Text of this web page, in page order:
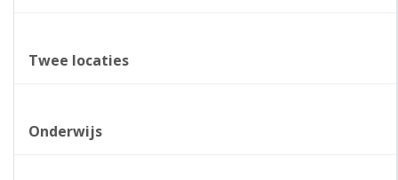
Twee locaties
Onderwijs